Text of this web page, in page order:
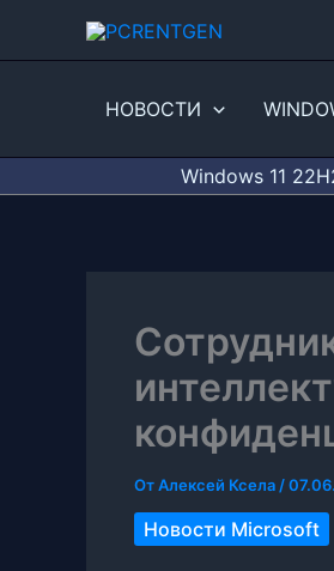
НОВОСТИ
Windows 11
ОтАлексей Ксела /
Новости Microsoft